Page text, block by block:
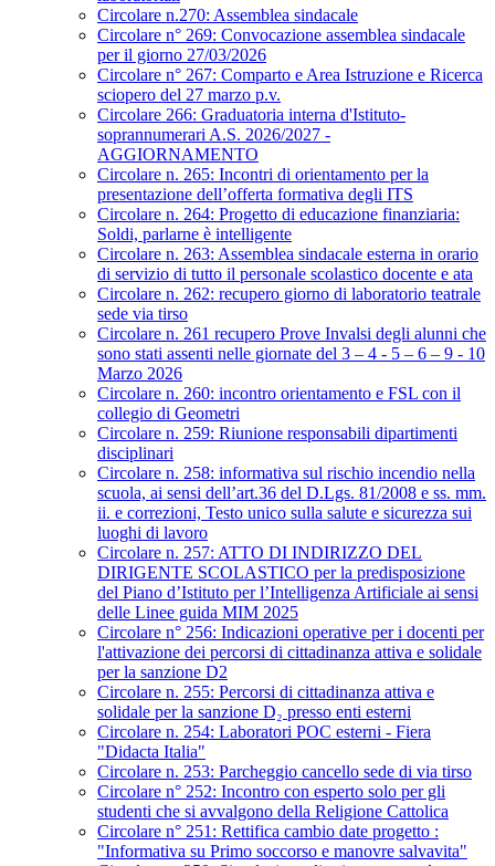
Circolare n.270: Assemblea sindacale
Circolare n° 269: Convocazione assemblea sindacale
per il giorno 27/03/2026
Circolare n° 267: Comparto e Area Istruzione e Ricerca
sciopero del 27 marzo p.v.
Circolare 266: Graduatoria interna d'Istituto-
soprannumerari A.S. 2026/2027 -
AGGIORNAMENTO
Circolare n. 265: Incontri di orientamento per la
presentazione dell’offerta formativa degli ITS
Circolare n. 264: Progetto di educazione finanziaria:
Soldi, parlarne è intelligente
Circolare n. 263: Assemblea sindacale esterna in orario
di servizio di tutto il personale scolastico docente e ata
Circolare n. 262: recupero giorno di laboratorio teatrale
sede via tirso
Circolare n. 261 recupero Prove Invalsi degli alunni che
sono stati assenti nelle giornate del 3 – 4 - 5 – 6 – 9 - 10
Marzo 2026
Circolare n. 260: incontro orientamento e FSL con il
collegio di Geometri
Circolare n. 259: Riunione responsabili dipartimenti
disciplinari
Circolare n. 258: informativa sul rischio incendio nella
scuola, ai sensi dell’art.36 del D.Lgs. 81/2008 e ss. mm.
ii. e correzioni, Testo unico sulla salute e sicurezza sui
luoghi di lavoro
Circolare n. 257: ATTO DI INDIRIZZO DEL
DIRIGENTE SCOLASTICO per la predisposizione
del Piano d’Istituto per l’Intelligenza Artificiale ai sensi
delle Linee guida MIM 2025
Circolare n° 256: Indicazioni operative per i docenti per
l'attivazione dei percorsi di cittadinanza attiva e solidale
per la sanzione D2
Circolare n. 255: Percorsi di cittadinanza attiva e
solidale per la sanzione D₂ presso enti esterni
Circolare n. 254: Laboratori POC esterni - Fiera
"Didacta Italia"
Circolare n. 253: Parcheggio cancello sede di via tirso
Circolare n° 252: Incontro con esperto solo per gli
studenti che si avvalgono della Religione Cattolica
Circolare n° 251: Rettifica cambio date progetto :
"Informativa su Primo soccorso e manovre salvavita"